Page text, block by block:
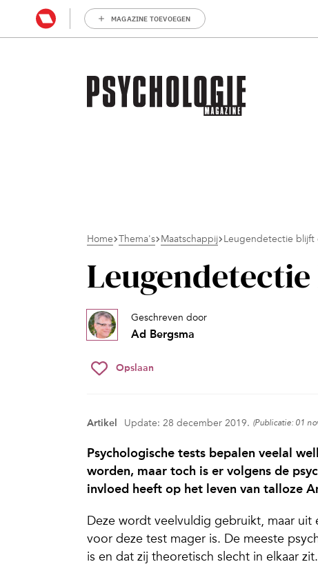
MAGAZINE TOEVOEGEN
Home Thema's Maatschappij Leugendetectie blijft
Geschreven door
Ad Bergsma
Opslaan
Artikel Update: 28 december 2019. (Publicatie: 01
Psychologische tests bepalen veelal
worden, maar toch is er volgens de
invloed heeft op het leven van talloze
Deze wordt veelvuldig gebruikt, maar
voor deze test mager is. De meeste
is en dat zij theoretisch slecht in elkaar zit.